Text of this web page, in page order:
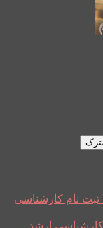
نام کارشناسی
ارشد